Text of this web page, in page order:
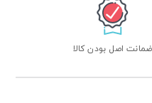
ضمانت اصل بودن کالا